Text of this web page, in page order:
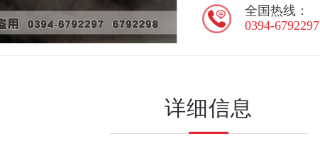
全国热线：
0394-6792297
详细信息